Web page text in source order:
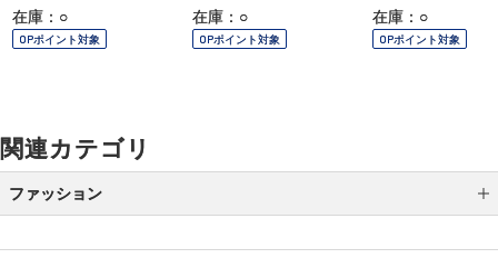
在庫：○
OPポイント対象
在庫：○
OPポイント対象
在庫：○
OPポイント対象
関連カテゴリ
ファッション